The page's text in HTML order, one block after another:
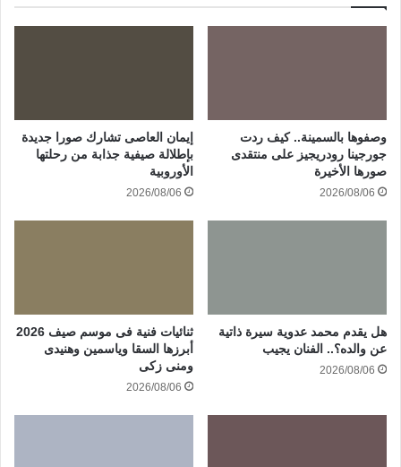
وصفوها بالسمينة.. كيف ردت
جورجينا رودريجيز على منتقدى
صورها الأخيرة
2026/08/06
إيمان العاصى تشارك صورا جديدة
بإطلالة صيفية جذابة من رحلتها
الأوروبية
2026/08/06
هل يقدم محمد عدوية سيرة ذاتية
عن والده؟.. الفنان يجيب
2026/08/06
ثنائيات فنية فى موسم صيف 2026
أبرزها السقا وياسمين وهنيدى
ومنى زكى
2026/08/06